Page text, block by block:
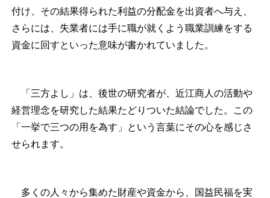
付け、その結果得られた利益の分配金を出資者へ与え、
さらには、失業者には手に職が就くよう職業訓練をする
資金に回すといった意味が書かれていました。
「三方よし」は、後世の研究者が、近江商人の活動や
経営理念を研究した結果たどりついた結論でした。この
「一挙で三つの用を為す」という言葉にその心を感じさ
せられます。
多くの人々から集めた財産や資金から、国益民福を実